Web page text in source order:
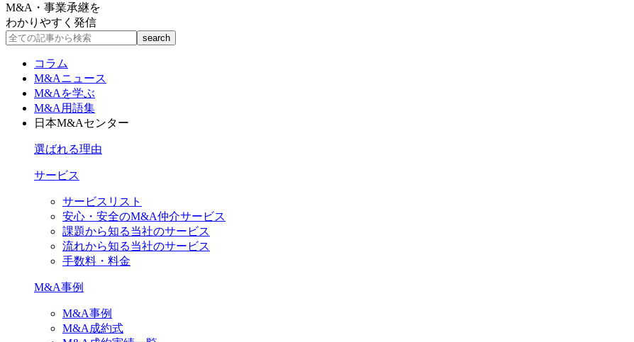
M&A・事業承継を
わかりやすく発信
コラム
M&Aニュース
M&Aを学ぶ
M&A用語集
日本M&Aセンター
選ばれる理由
サービス
サービスリスト
安心・安全のM&A仲介サービス
課題から知る当社のサービス
流れから知る当社のサービス
手数料・料金
M&A事例
M&A事例
M&A成約式